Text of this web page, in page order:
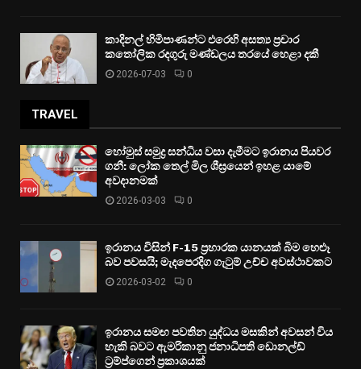
කාදිනල් හිමිපාණන්ට එරෙහි අසත්‍ය ප්‍රචාර
කතෝලික රදගුරු මණ්ඩලය තරයේ හෙළා දකී
2026-07-03 0
TRAVEL
හෝමුස් සමුද්‍ර සන්ධිය වසා දැමීමට ඉරානය පියවර
ගනී: ලෝක තෙල් මිල ශීඝ්‍රයෙන් ඉහළ යාමේ
අවදානමක්
2026-03-03 0
ඉරානය විසින් F-15 ප්‍රහාරක යානයක් බිම හෙළූ
බව පවසයි; මැදපෙරදිග ගැටුම් උච්ච අවස්ථාවකට
2026-03-02 0
ඉරානය සමඟ පවතින යුද්ධය මසකින් අවසන් විය
හැකි බවට ඇමරිකානු ජනාධිපති ඩොනල්ඩ්
ට්‍රම්ප්ගෙන් ප්‍රකාශයක්